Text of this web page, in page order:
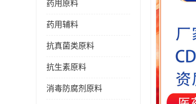
药用原料
药用辅料
抗真菌类原料
抗生素原料
消毒防腐剂原料